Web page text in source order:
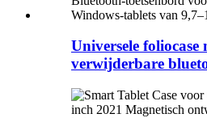
Universele foliocase
verwijderbare